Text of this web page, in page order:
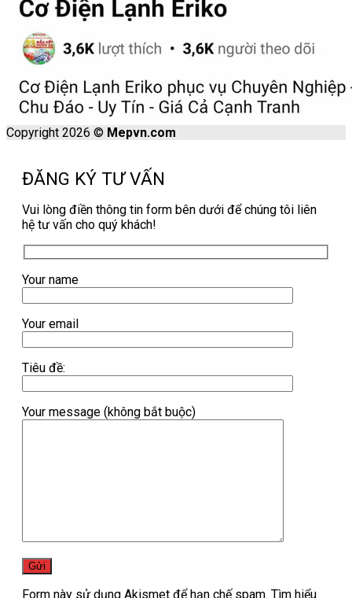
Copyright 2026 © Mepvn.com
ĐĂNG KÝ TƯ VẤN
Vui lòng điền thông tin form bên dưới để chúng tôi liên
hệ tư vấn cho quý khách!
Your name
Your email
Tiêu đề:
Your message (không bắt buộc)
Form này sử dụng Akismet để hạn chế spam. Tìm hiểu